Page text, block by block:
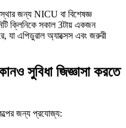
জন্য NICU বা বিশেষজ্ঞ
ক্লিনিকে সকাল 3টায় একজন
যা এপিডুরাল অ্যাক্সেস এবং জরুরী
সুবিধা জিজ্ঞাসা করতে
জন্য প্রযোজ্য: